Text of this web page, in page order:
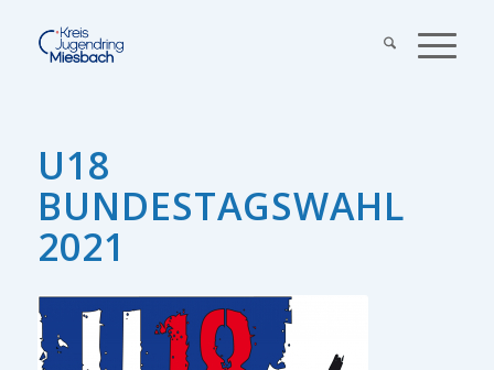
U18
BUNDESTAGSWAHL
2021